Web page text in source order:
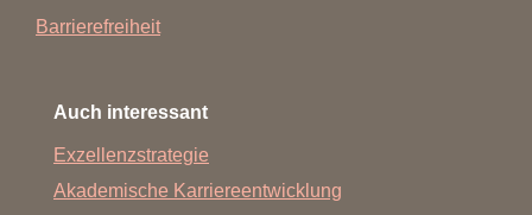
Barrierefreiheit
Auch interessant
Exzellenzstrategie
Akademische Karriereentwicklung